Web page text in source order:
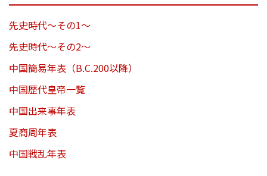
先史時代～その1～
先史時代～その2～
中国簡易年表（B.C.200以降）
中国歴代皇帝一覧
中国出来事年表
夏商周年表
中国戦乱年表